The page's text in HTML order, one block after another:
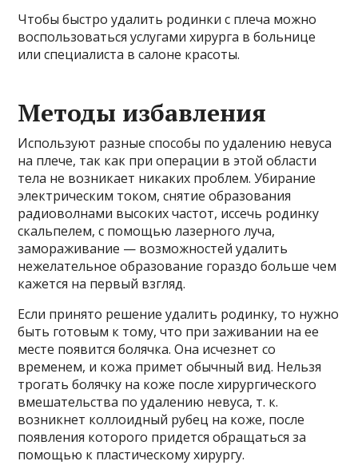
Чтобы быстро удалить родинки с плеча можно
воспользоваться услугами хирурга в больнице
или специалиста в салоне красоты.
Методы избавления
Используют разные способы по удалению невуса
на плече, так как при операции в этой области
тела не возникает никаких проблем. Убирание
электрическим током, снятие образования
радиоволнами высоких частот, иссечь родинку
скальпелем, с помощью лазерного луча,
замораживание — возможностей удалить
нежелательное образование гораздо больше чем
кажется на первый взгляд.
Если принято решение удалить родинку, то нужно
быть готовым к тому, что при заживании на ее
месте появится болячка. Она исчезнет со
временем, и кожа примет обычный вид. Нельзя
трогать болячку на коже после хирургического
вмешательства по удалению невуса, т. к.
возникнет коллоидный рубец на коже, после
появления которого придется обращаться за
помощью к пластическому хирургу.